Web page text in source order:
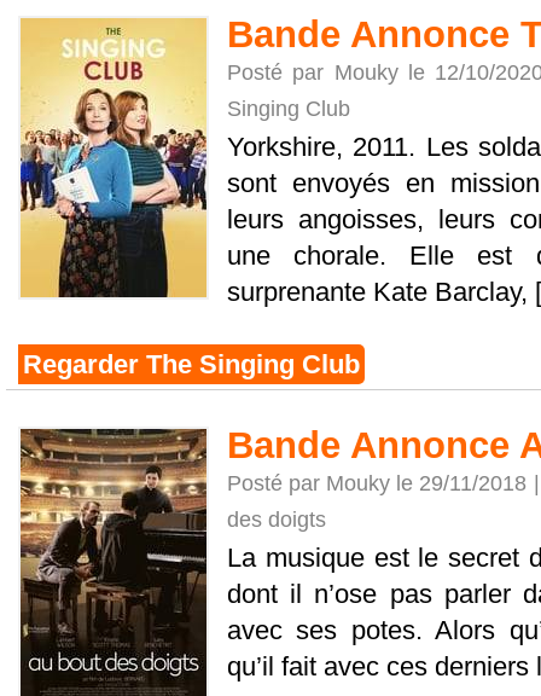
Bande Annonce
Posté par Mouky le 12/10/
Singing Club
Yorkshire, 2011. Les
sont envoyés en
leurs angoisses, leurs
une chorale. Elle est
surprenante Kate Barclay,
Regarder The Singing Club
Bande Annonce
Posté par Mouky le 29/11/2018
des doigts
La musique est le secret
dont il n’ose pas parler
avec ses potes. Alors
qu’il fait avec ces derniers